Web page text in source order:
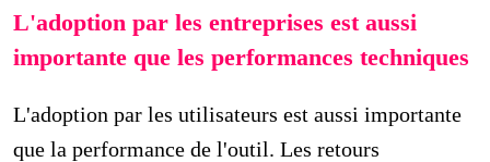
L'adoption par les entreprises est aussi
importante que les performances techniques
L'adoption par les utilisateurs est aussi importante
que la performance de l'outil. Les retours